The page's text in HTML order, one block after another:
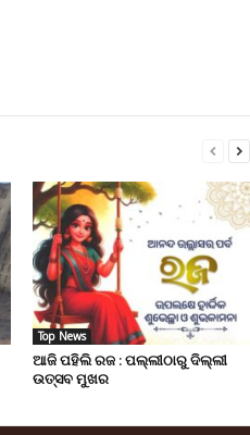
Top News
ଆଜି ପହିଲି ରଜ : ପଲ୍ଲୀଠାରୁ ଦିଲ୍ଲୀ
ଉତ୍ସବ ମୁଖର